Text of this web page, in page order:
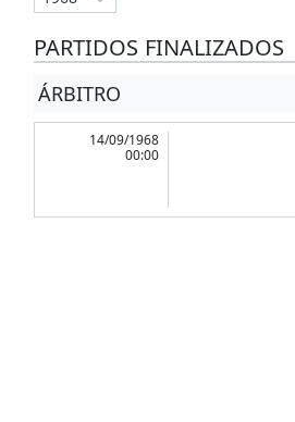
PARTIDOS FINALIZADOS
ÁRBITRO
14/09/1968
00:00